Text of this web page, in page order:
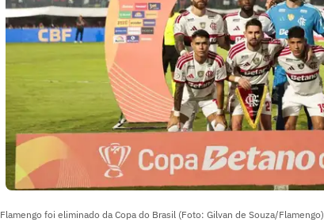
Flamengo foi eliminado da Copa do Brasil (Foto: Gilvan de Souza/Flamengo)